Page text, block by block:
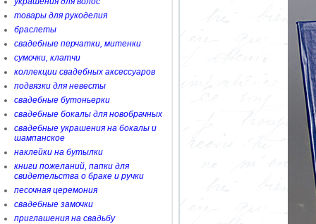
товары для рукоделия
браслеты
свадебные перчатки, митенки
сумочки, клатчи
коллекции свадебных аксессуаров
подвязки для невесты
свадебные бутоньерки
свадебные бокалы для новобрачных
свадебные украшения на бокалы и
шампанское
наклейки на бутылки
книги пожеланий, папки для
свидетельства о браке и ручки
песочная церемония
свадебные замочки
приглашения на свадьбу